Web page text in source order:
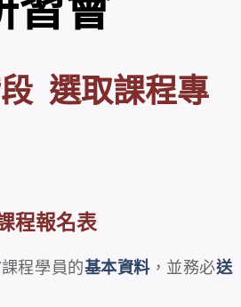
選取課程專
程報名表
課程學員的基本資料，並務必送